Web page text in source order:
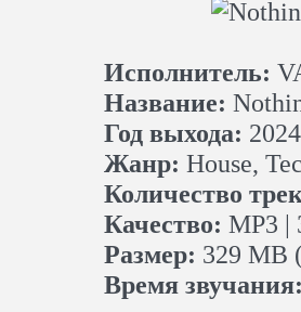
Исполнитель:
Название:
Год выхода: 2024
Жанр: House,
Количество
Качество: MP3 |
Размер: 329 MB
Время